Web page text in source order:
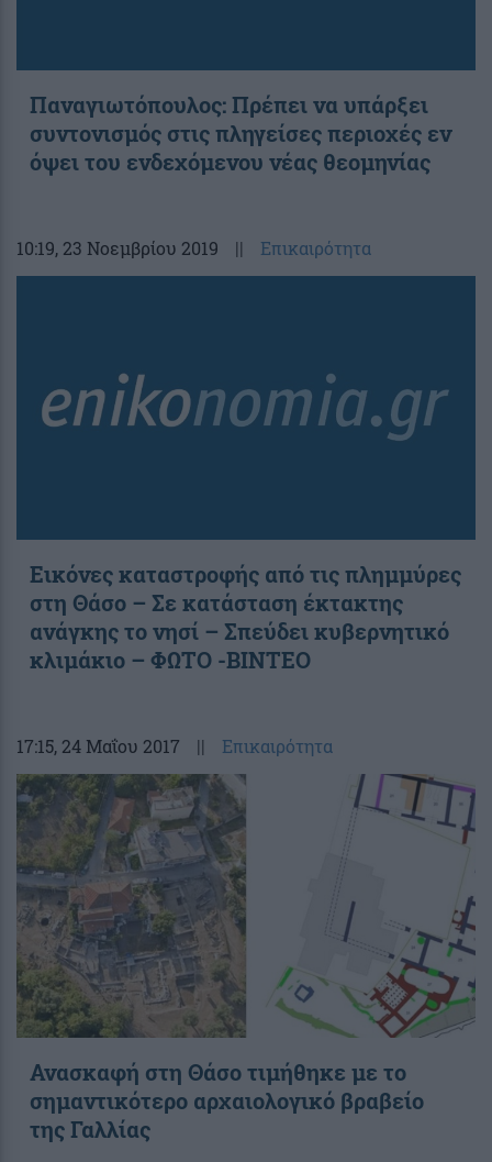
Παναγιωτόπουλος: Πρέπει να υπάρξει
συντονισμός στις πληγείσες περιοχές εν
όψει του ενδεχόμενου νέας θεομηνίας
10:19, 23 Νοεμβρίου 2019 || Επικαιρότητα
Εικόνες καταστροφής από τις πλημμύρες
στη Θάσο – Σε κατάσταση έκτακτης
ανάγκης το νησί – Σπεύδει κυβερνητικό
κλιμάκιο – ΦΩΤΟ -ΒΙΝΤΕΟ
17:15, 24 Μαΐου 2017 || Επικαιρότητα
Ανασκαφή στη Θάσο τιμήθηκε με το
σημαντικότερο αρχαιολογικό βραβείο
της Γαλλίας